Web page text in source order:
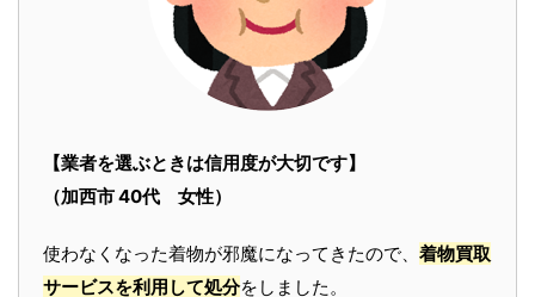
【業者を選ぶときは信用度が大切です】
（加西市 40代 女性）
使わなくなった着物が邪魔になってきたので、 着物買取
サービスを利用して処分をしました。